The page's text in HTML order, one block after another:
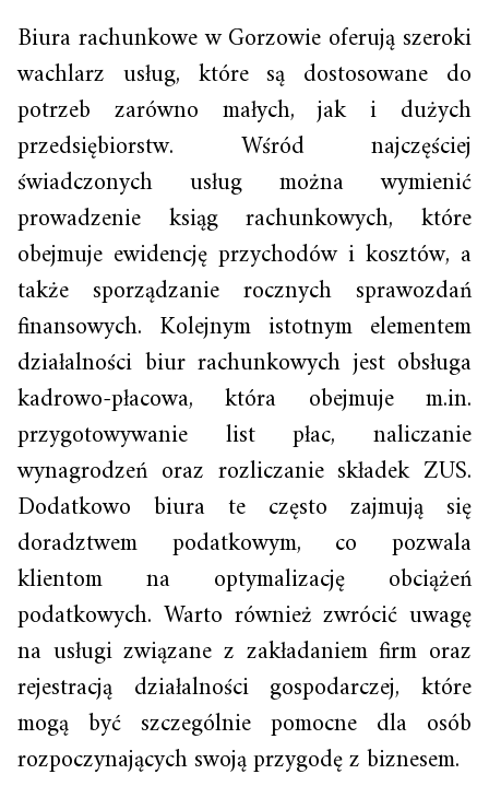
Biura rachunkowe w Gorzowie oferują szeroki
wachlarz usług, które są dostosowane do
potrzeb zarówno małych, jak i dużych
przedsiębiorstw. Wśród najczęściej
świadczonych usług można wymienić
prowadzenie ksiąg rachunkowych, które
obejmuje ewidencję przychodów i kosztów, a
także sporządzanie rocznych sprawozdań
finansowych. Kolejnym istotnym elementem
działalności biur rachunkowych jest obsługa
kadrowo-płacowa, która obejmuje m.in.
przygotowywanie list płac, naliczanie
wynagrodzeń oraz rozliczanie składek ZUS.
Dodatkowo biura te często zajmują się
doradztwem podatkowym, co pozwala
klientom na optymalizację obciążeń
podatkowych. Warto również zwrócić uwagę
na usługi związane z zakładaniem firm oraz
rejestracją działalności gospodarczej, które
mogą być szczególnie pomocne dla osób
rozpoczynających swoją przygodę z biznesem.